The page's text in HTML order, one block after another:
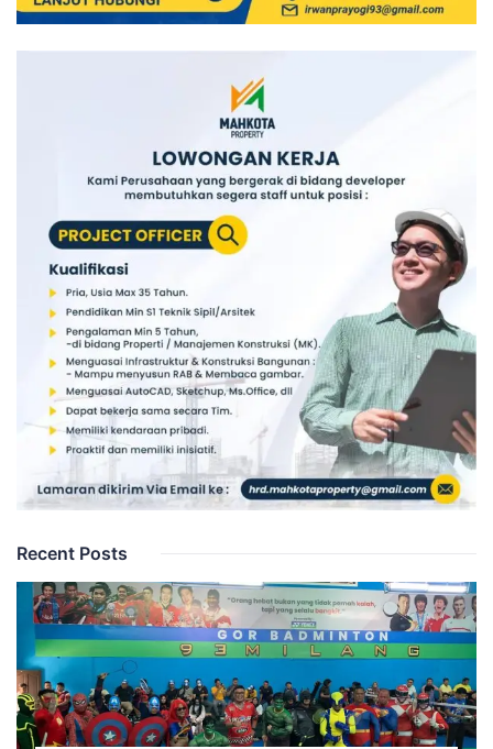
Recent Posts